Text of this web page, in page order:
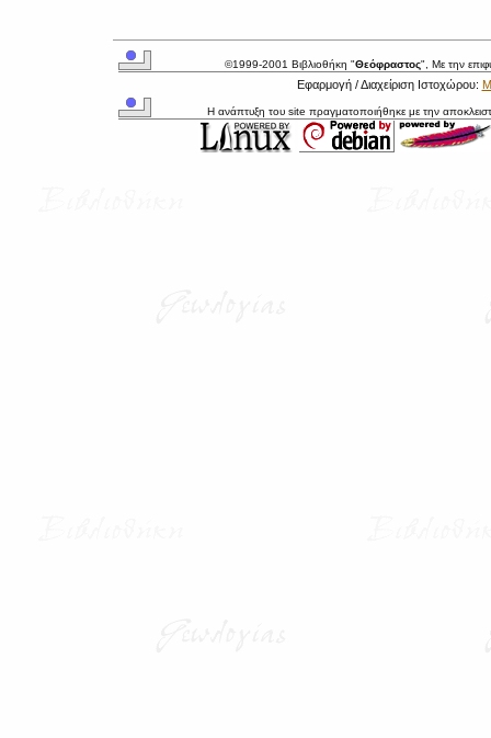
©1999-2001 Βιβλιοθήκη "Θεόφραστος", Με την
Εφαρμογή / Διαχείριση Ιστοχώρου:
Η ανάπτυξη του site πραγματοποιήθηκε με την